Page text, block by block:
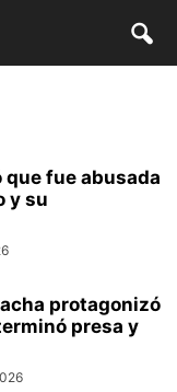
fue abusada
y su
protagonizó
presa y